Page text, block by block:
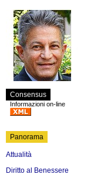
Consensus
Informazioni on-line
Panorama
Attualità
Diritto al Benessere